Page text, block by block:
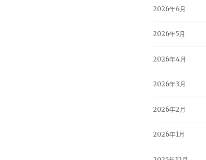
2026年6月
2026年5月
2026年4月
2026年3月
2026年2月
2026年1月